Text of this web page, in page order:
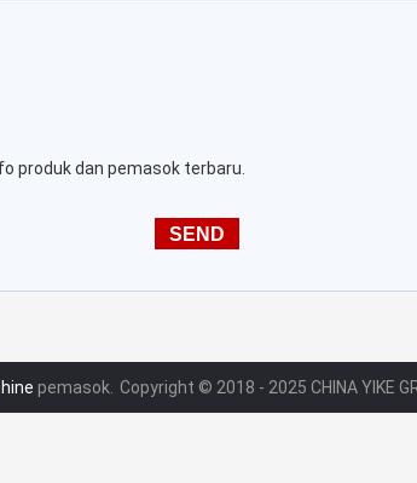
produk dan pemasok terbaru.
pemasok. Copyright © 2018 - 2025 CHINA YIKE